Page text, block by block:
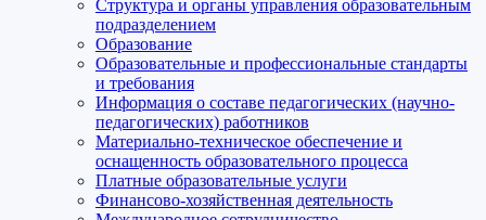
Структура и органы управления образовательным
подразделением
Образование
Образовательные и профессиональные стандарты
и требования
Информация о составе педагогических (научно-
педагогических) работников
Материально-техническое обеспечение и
оснащенность образовательного процесса
Платные образовательные услуги
Финансово-хозяйственная деятельность